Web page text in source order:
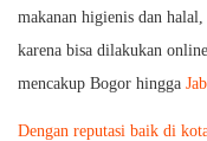
makanan higienis dan
karena bisa dilakukan
mencakup Bogor hingga
Dengan reputasi baik di